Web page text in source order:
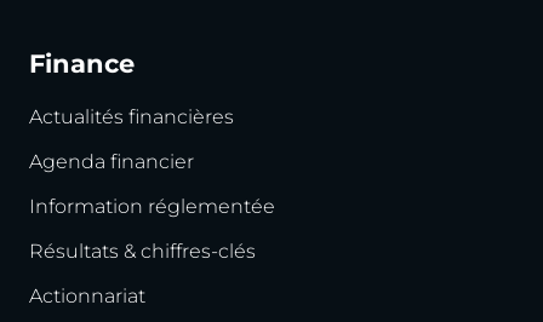
Finance
Actualités financières
Agenda financier
Information réglementée
Résultats & chiffres-clés
Actionnariat